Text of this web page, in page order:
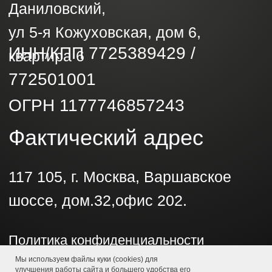
Мы используем файлы куки (cookies) для
улучшения работы сайта и большего удобства его